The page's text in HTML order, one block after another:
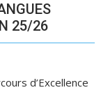
25/26
d’Excellence